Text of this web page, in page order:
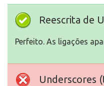
Reescrita de
Perfeito. As ligações
Underscores